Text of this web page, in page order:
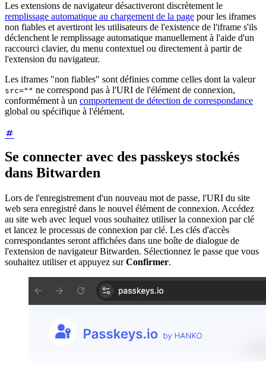
Les extensions de navigateur désactiveront discrètement le
remplissage automatique au chargement de la page pour les iframes
non fiables et avertiront les utilisateurs de l'existence de l'iframe s'ils
déclenchent le remplissage automatique manuellement à l'aide d'un
raccourci clavier, du menu contextuel ou directement à partir de
l'extension du navigateur.
Les iframes "non fiables" sont définies comme celles dont la valeur
src="" ne correspond pas à l'URI de l'élément de connexion,
conformément à un comportement de détection de correspondance
global ou spécifique à l'élément.
Se connecter avec des passkeys stockés
dans Bitwarden
Lors de l'enregistrement d'un nouveau mot de passe, l'URI du site
web sera enregistré dans le nouvel élément de connexion. Accédez
au site web avec lequel vous souhaitez utiliser la connexion par clé
et lancez le processus de connexion par clé. Les clés d'accès
correspondantes seront affichées dans une boîte de dialogue de
l'extension de navigateur Bitwarden. Sélectionnez le passe que vous
souhaitez utiliser et appuyez surConfirmer.